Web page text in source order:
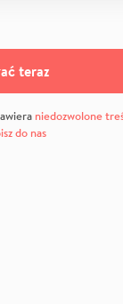
teraz
niedozwolone
do nas